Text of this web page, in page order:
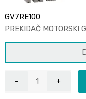
GV7RE100
PREKIDAČ MOTORSKI